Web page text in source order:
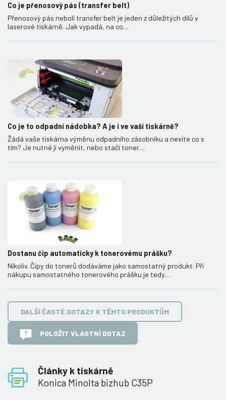
Články k tiskárně
Konica Minolta bizhub C35P
Co je přenosový pás (transfer belt)
Přenosový pás neboli transfer belt je jeden z důležitých dílů v
laserové tiskárně. Jak vypadá, na co…
Co je to odpadní nádobka? A je i ve vaši tiskárně?
Žádá vaše tiskárna výměnu odpadního zásobníku a nevíte co s
tím? Je nutné ji vyměnit, nebo stačí toner…
Dostanu čip automaticky k tonerovému prášku?
Nikoliv. Čipy do tonerů dodáváme jako samostatný produkt. Při
nákupu samostatného tonerového prášku je tedy…
DALŠÍ ČASTÉ DOTAZY K TĚMTO PRODUKTŮM
POLOŽIT VLASTNÍ DOTAZ